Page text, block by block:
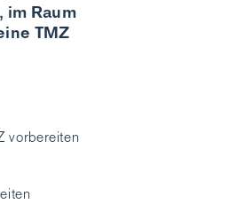
im Raum
TMZ
vorbereiten